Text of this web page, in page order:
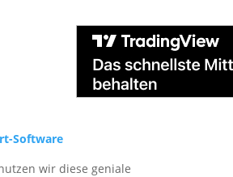
Software
wir diese geniale